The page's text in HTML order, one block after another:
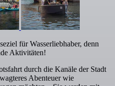
für Wasserliebhaber, denn
Aktivitäten!
durch die Kanäle der Stadt
Abenteuer wie